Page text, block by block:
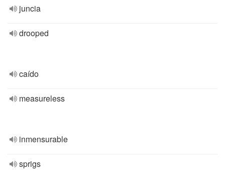
juncia
drooped
caído
measureless
inmensurable
sprigs